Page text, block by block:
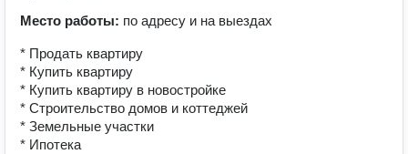
Место работы: по адресу и на выездах
* Продать квартиру
* Купить квартиру
* Купить квартиру в новостройке
* Строительство домов и коттеджей
* Земельные участки
* Ипотека